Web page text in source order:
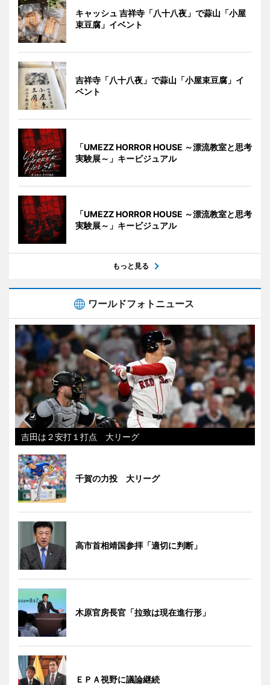
キャッシュ 吉祥寺「八十八夜」で蒜山「小屋
束豆腐」イベント
吉祥寺「八十八夜」で蒜山「小屋束豆腐」イ
ベント
「UMEZZ HORROR HOUSE ～漂流教室と思考
実験展～」キービジュアル
「UMEZZ HORROR HOUSE ～漂流教室と思考
実験展～」キービジュアル
もっと見る
ワールドフォトニュース
吉田は２安打１打点 大リーグ
千賀の力投 大リーグ
高市首相靖国参拝「適切に判断」
木原官房長官「拉致は現在進行形」
ＥＰＡ視野に議論継続